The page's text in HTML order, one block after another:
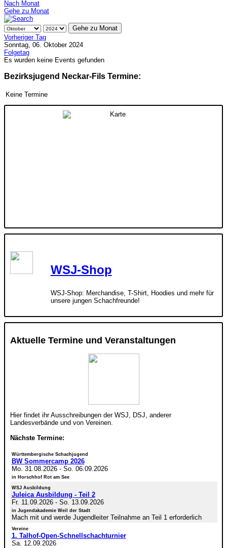
Nach Monat
Gehe zu Monat
Gehe zu Monat
Vorheriger Tag
Sonntag, 06. Oktober 2024
Folgetag
Es wurden keine Events gefunden
Bezirksjugend Neckar-Fils Termine:
Keine Termine
WSJ-Shop
WSJ-Shop: Merchandise, T-Shirt, Hoodies und mehr für
unsere jungen Schachfreunde!
Aktuelle Termine und Veranstaltungen
Hier findet ihr Ausschreibungen der WSJ, DSJ, anderer
Landesverbände und von Vereinen.
Nächste Termine:
Württembergische Schachjugend
BW Sommercamp 2026
Mo. 31.08.2026- So. 06.09.2026
in Horschhof Rot am See
WSJ Ausbildung
Juleica Ausbildung - Teil 2
Fr. 11.09.2026- So. 13.09.2026
in Jugendakademie Weil der Stadt
Mach mit und werde Jugendleiter Teilnahme an Teil 1 erforderlich
Vereine
1. Talhof-Open-Schnellschachturnier
Sa. 12.09.2026